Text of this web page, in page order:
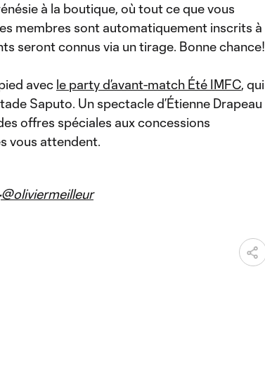
à la boutique, où tout ce que vous
membres sont automatiquement inscrits à
seront connus via un tirage. Bonne chance!
avec le party d’avant-match Été IMFC, qui
Saputo. Un spectacle d’Étienne Drapeau
offres spéciales aux concessions
vous attendent.
@oliviermeilleur